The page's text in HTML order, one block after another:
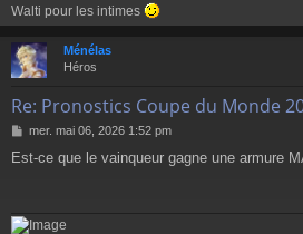
Walti pour les intimes
Ménélas
Héros
Re: Pronostics Coupe du Monde
M
s
e
mer. mai 06, 2026 1:52 pm
Est-ce que le vainqueur gagne une armure